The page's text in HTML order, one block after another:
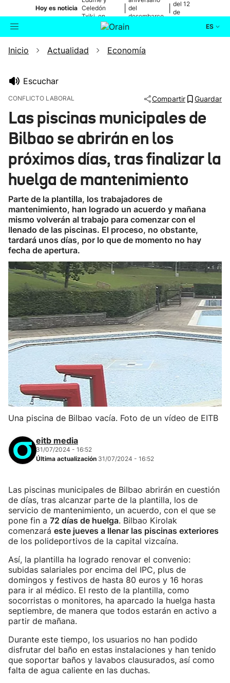
Hoy es noticia Celedón
Txiki, en
directo
del
desembarco
de Elkano
del 12
de
ES
Buscador Actualidad
Ikusmiran
Eguraldia
Inicio Actualidad Economía
Escuchar
CONFLICTO LABORAL Compartir Guardar
Las piscinas municipales de
Bilbao se abrirán en los
próximos días, tras finalizar la
huelga de mantenimiento
Parte de la plantilla, los trabajadores de
mantenimiento, han logrado un acuerdo y mañana
mismo volverán al trabajo para comenzar con el
llenado de las piscinas. El proceso, no obstante,
tardará unos días, por lo que de momento no hay
fecha de apertura.
Una piscina de Bilbao vacía. Foto de un vídeo de EITB
eitb media
31/07/2024 - 16:52
Última actualización 31/07/2024 - 16:52
Las piscinas municipales de Bilbao abrirán en cuestión
de días, tras alcanzar parte de la plantilla, los de
servicio de mantenimiento, un acuerdo, con el que se
pone fin a 72 días de huelga. Bilbao Kirolak
comenzará este jueves a llenar las piscinas exteriores
de los polideportivos de la capital vizcaína.
Así, la plantilla ha logrado renovar el convenio:
subidas salariales por encima del IPC, plus de
domingos y festivos de hasta 80 euros y 16 horas
para ir al médico. El resto de la plantilla, como
socorristas o monitores, ha aparcado la huelga hasta
septiembre, de manera que todos estarán en activo a
partir de mañana.
Durante este tiempo, los usuarios no han podido
disfrutar del baño en estas instalaciones y han tenido
que soportar baños y lavabos clausurados, así como
falta de agua caliente en las duchas.